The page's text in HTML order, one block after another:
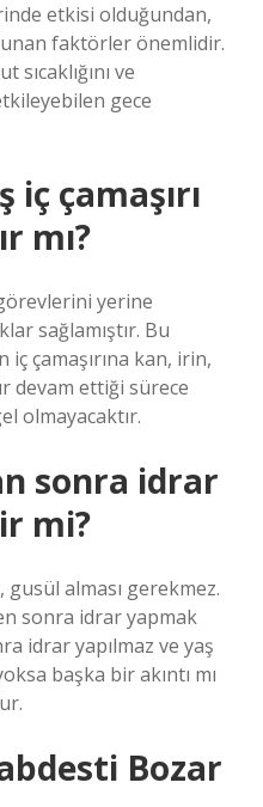
etkisi olduğundan,
faktörler önemlidir.
ve
gece
iç çamaşırı
mı?
yerine
sağlamıştır. Bu
çamaşırına kan, irin,
devam ettiği sürece
olmayacaktır.
sonra idrar
mi?
gusül alması gerekmez.
sonra idrar yapmak
idrar yapılmaz ve yaş
başka bir akıntı mı
Bozar